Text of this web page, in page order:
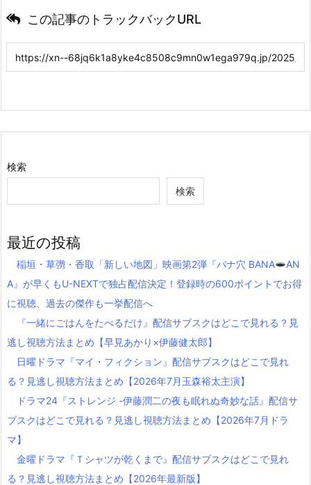
この記事のトラックバックURL
検索
検索
最近の投稿
稲垣・草彅・香取「新しい地図」映画第2弾『バナ穴 BANA
AN
A』が早くもU-NEXTで独占配信決定！登録時の600ポイントでお得
に視聴、過去の傑作も一挙配信へ
『一緒にごはんをたべるだけ』配信サブスクはどこで見れる？見
逃し視聴方法まとめ【早見あかり×伊藤健太郎】
日曜ドラマ『マイ・フィクション』配信サブスクはどこで見れ
る？見逃し視聴方法まとめ【2026年7月玉森裕太主演】
ドラマ24『ストレンジ -伊藤潤二の夜も眠れぬ奇妙な話』配信サ
ブスクはどこで見れる？見逃し視聴方法まとめ【2026年7月ドラ
マ】
金曜ドラマ『Ｔシャツが乾くまで』配信サブスクはどこで見れ
る？見逃し視聴方法まとめ【2026年最新版】